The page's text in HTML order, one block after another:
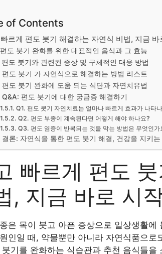
of Contents
르게 편도 붓기 해결하는 자연식 비법, 지금
편도 붓기 완화를 위한 대표적인 음식과 그 효능
편도 붓기와 관련된 증상 및 구체적인 대응 방법
편도 붓기 가 자연식으로 해결하는 방법 리스트
편도 붓기 완화에 도움 되는 식단과 자연치유법
Q&A: 편도 붓기에 대한 궁금증 해결하기
Q1. 편도 붓기 자연치료는 얼마나 빠르게 효과가 나타
Q2. 편도 부종이 계속된다면 어떻게 해야 하나요?
Q3. 편도 염증이 반복되는 것을 막는 방법은 무엇인가
결론: 자연식을 통한 편도 붓기 해결, 건강을 지키는
빠르게 편도
, 지금 바로 시
은 목이 붓고 아픈 증상으로 일상생활
인일 때, 약물뿐만 아니라 자연식품으
붓기를 완화하는 식습관과 추천 음식들